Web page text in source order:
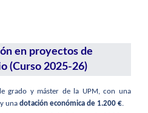
en proyectos de
(Curso 2025-26)
grado y máster de la UPM, con una
y una dotación económica de 1.200 €